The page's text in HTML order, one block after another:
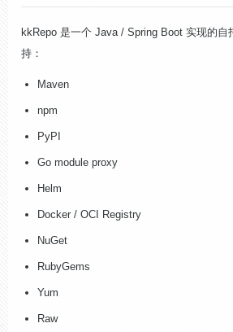
kkRepo 是一个 Java / Spring Boot 实现的自
持：
Maven
npm
PyPI
Go module proxy
Helm
Docker / OCI Registry
NuGet
RubyGems
Yum
Raw